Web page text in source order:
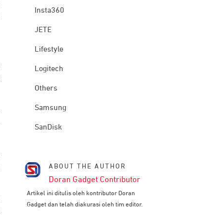
Insta360
JETE
Lifestyle
Logitech
Others
Samsung
SanDisk
ABOUT THE AUTHOR
Doran Gadget Contributor
Artikel ini ditulis oleh kontributor Doran
Gadget dan telah diakurasi oleh tim editor.